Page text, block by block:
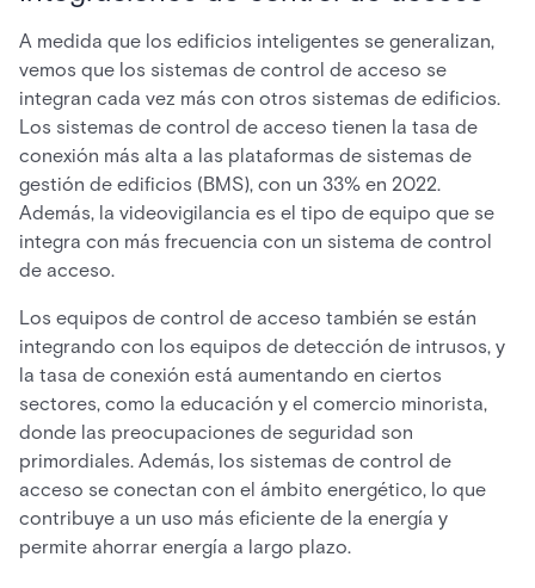
A medida que los edificios inteligentes se generalizan,
vemos que los sistemas de control de acceso se
integran cada vez más con otros sistemas de edificios.
Los sistemas de control de acceso tienen la tasa de
conexión más alta a las plataformas de sistemas de
gestión de edificios (BMS), con un 33% en 2022.
Además, la videovigilancia es el tipo de equipo que se
integra con más frecuencia con un sistema de control
de acceso.
Los equipos de control de acceso también se están
integrando con los equipos de detección de intrusos, y
la tasa de conexión está aumentando en ciertos
sectores, como la educación y el comercio minorista,
donde las preocupaciones de seguridad son
primordiales. Además, los sistemas de control de
acceso se conectan con el ámbito energético, lo que
contribuye a un uso más eficiente de la energía y
permite ahorrar energía a largo plazo.